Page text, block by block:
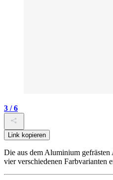
3 / 6
Link kopieren
Die aus dem Aluminium
vier verschiedenen Farbvarianten